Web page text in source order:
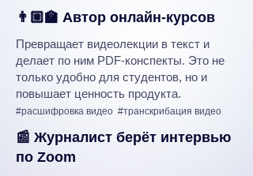
👨🏼‍🏫 Автор онлайн-курсов
Превращает видеолекции в текст и
делает по ним PDF-конспекты. Это не
только удобно для студентов, но и
повышает ценность продукта.
#расшифровка видео #транскрибация видео
📰 Журналист берёт интервью
по Zoom